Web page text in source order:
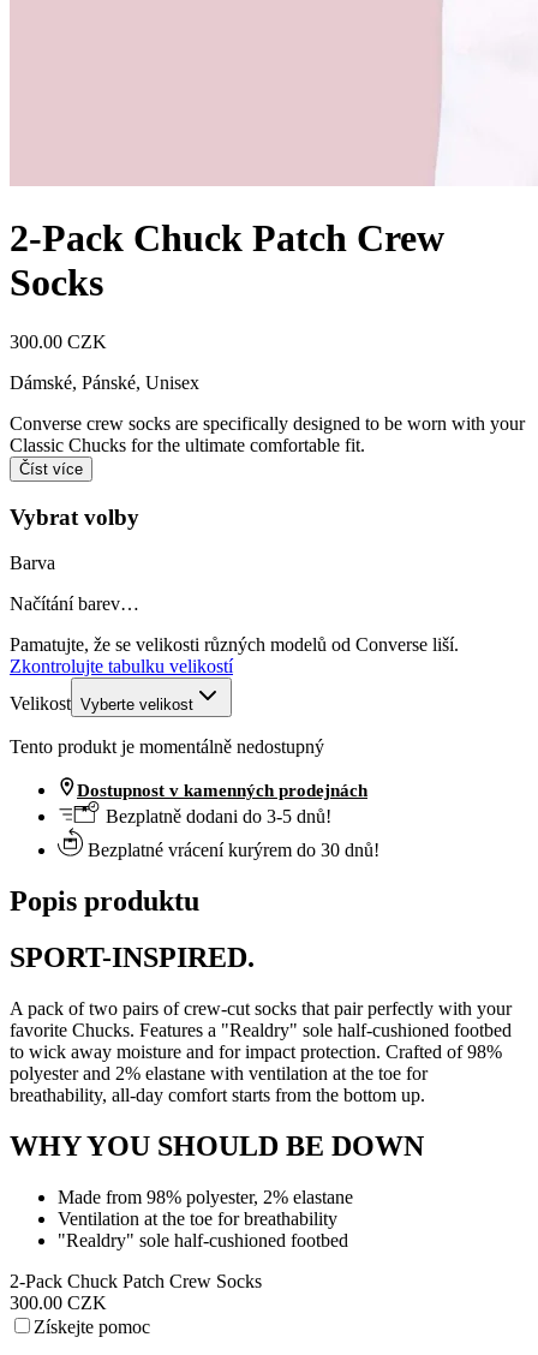
2-Pack Chuck Patch Crew
Socks
300.00 CZK
Dámské, Pánské, Unisex
Converse crew socks are specifically designed to be worn with your
Classic Chucks for the ultimate comfortable fit.
Číst více
Vybrat volby
Barva
Načítání barev…
Pamatujte, že se velikosti různých modelů od Converse liší.
Zkontrolujte tabulku velikostí
Velikost Vyberte velikost
Tento produkt je momentálně nedostupný
Dostupnost v kamenných prodejnách
Bezplatně dodani do 3-5 dnů!
Bezplatné vrácení kurýrem do 30 dnů!
Popis produktu
SPORT-INSPIRED.
A pack of two pairs of crew-cut socks that pair perfectly with your
favorite Chucks. Features a "Realdry" sole half-cushioned footbed
to wick away moisture and for impact protection. Crafted of 98%
polyester and 2% elastane with ventilation at the toe for
breathability, all-day comfort starts from the bottom up.
WHY YOU SHOULD BE DOWN
Made from 98% polyester, 2% elastane
Ventilation at the toe for breathability
"Realdry" sole half-cushioned footbed
2-Pack Chuck Patch Crew Socks
300.00 CZK
Získejte pomoc